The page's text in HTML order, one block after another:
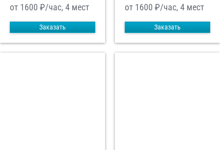
от 1600 ₽/час, 4 мест
Заказать
от 1600 ₽/час, 4 мест
Заказать